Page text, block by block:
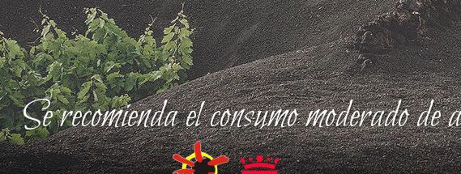
Se recomienda el consumo moderado de